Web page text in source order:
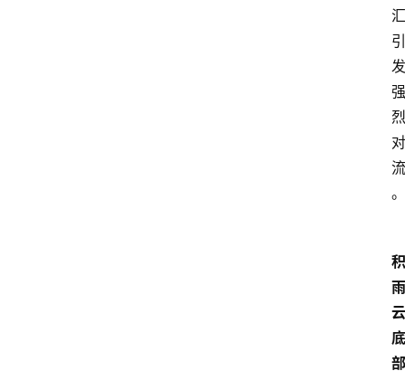
汇
引
发
强
烈
对
流
。
积
雨
云
底
部